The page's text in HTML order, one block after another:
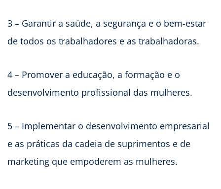
3 – Garantir a saúde, a segurança e o bem-estar
de todos os trabalhadores e as trabalhadoras.
4 – Promover a educação, a formação e o
desenvolvimento profissional das mulheres.
5 – Implementar o desenvolvimento empresarial
e as práticas da cadeia de suprimentos e de
marketing que empoderem as mulheres.